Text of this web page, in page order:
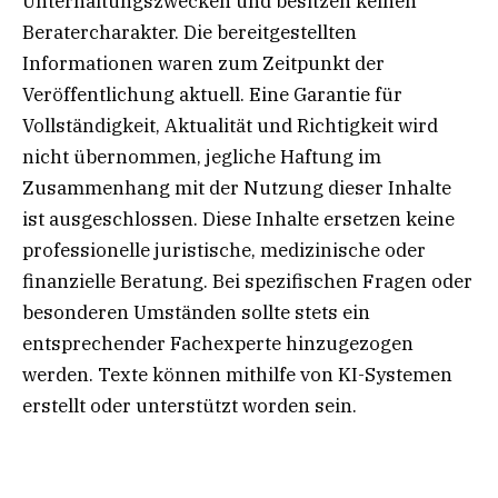
Beratercharakter. Die bereitgestellten
Informationen waren zum Zeitpunkt der
Veröffentlichung aktuell. Eine Garantie für
Vollständigkeit, Aktualität und Richtigkeit wird
nicht übernommen, jegliche Haftung im
Zusammenhang mit der Nutzung dieser Inhalte
ist ausgeschlossen. Diese Inhalte ersetzen keine
professionelle juristische, medizinische oder
finanzielle Beratung. Bei spezifischen Fragen oder
besonderen Umständen sollte stets ein
entsprechender Fachexperte hinzugezogen
werden. Texte können mithilfe von KI-Systemen
erstellt oder unterstützt worden sein.